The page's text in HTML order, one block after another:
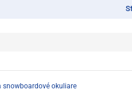
snowboardové okuliare